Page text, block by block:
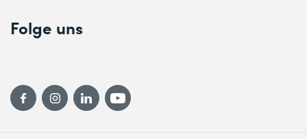
Security Engineering on AWS – Intensive Training
(AWSS04)
Folge uns